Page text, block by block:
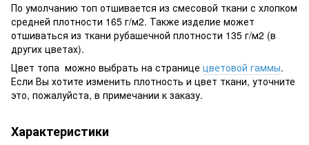
По умолчанию топ отшивается из смесовой ткани с хлопком
средней плотности 165 г/м2. Также изделие может
отшиваться из ткани рубашечной плотности 135 г/м2 (в
других цветах).
Цвет топа можно выбрать на странице цветовой гаммы.
Если Вы хотите изменить плотность и цвет ткани, уточните
это, пожалуйста, в примечании к заказу.
Характеристики